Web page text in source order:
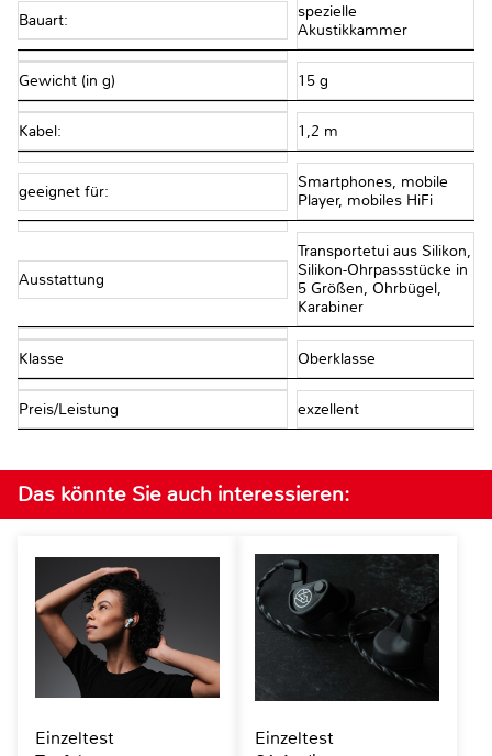
Bauart:
spezielle
Akustikkammer
Gewicht (in g) 15 g
Kabel: 1,2 m
geeignet für:
Smartphones, mobile
Player, mobiles HiFi
Ausstattung
Transportetui aus Silikon,
Silikon-Ohrpassstücke in
5 Größen, Ohrbügel,
Karabiner
Klasse Oberklasse
Preis/Leistung exzellent
Das könnte Sie auch interessieren:
Einzeltest
Einzeltest